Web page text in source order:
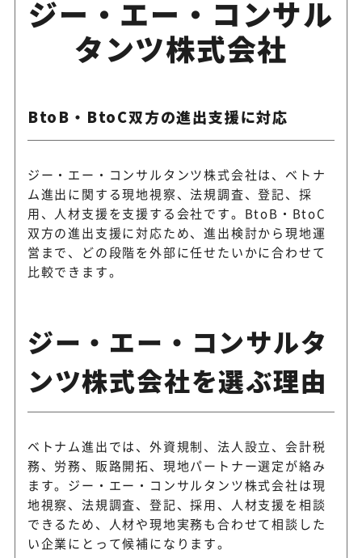
ジー・エー・コンサル
タンツ株式会社
BtoB・BtoC双方の進出支援に対応
ジー・エー・コンサルタンツ株式会社は、ベトナ
ム進出に関する現地視察、法規調査、登記、採
用、人材支援を支援する会社です。BtoB・BtoC
双方の進出支援に対応ため、進出検討から現地運
営まで、どの段階を外部に任せたいかに合わせて
比較できます。
ジー・エー・コンサルタ
ンツ株式会社を選ぶ理由
ベトナム進出では、外資規制、法人設立、会計税
務、労務、販路開拓、現地パートナー選定が絡み
ます。ジー・エー・コンサルタンツ株式会社は現
地視察、法規調査、登記、採用、人材支援を相談
できるため、人材や現地実務も合わせて相談した
い企業にとって候補になります。